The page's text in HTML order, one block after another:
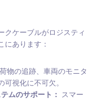
クケーブルがロジスティ
にあります：
荷物の追跡、車両のモニタ
視化に不可欠。
ムのサポート： スマー